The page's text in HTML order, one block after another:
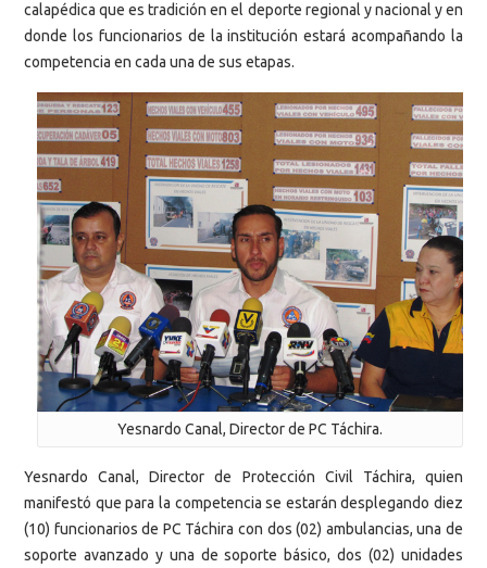
calapédica que es tradición en el deporte regional y nacional y en
donde los funcionarios de la institución estará acompañando la
competencia en cada una de sus etapas.
Yesnardo Canal, Director de PC Táchira.
Yesnardo Canal, Director de Protección Civil Táchira, quien
manifestó que para la competencia se estarán desplegando diez
(10) funcionarios de PC Táchira con dos (02) ambulancias, una de
soporte avanzado y una de soporte básico, dos (02) unidades